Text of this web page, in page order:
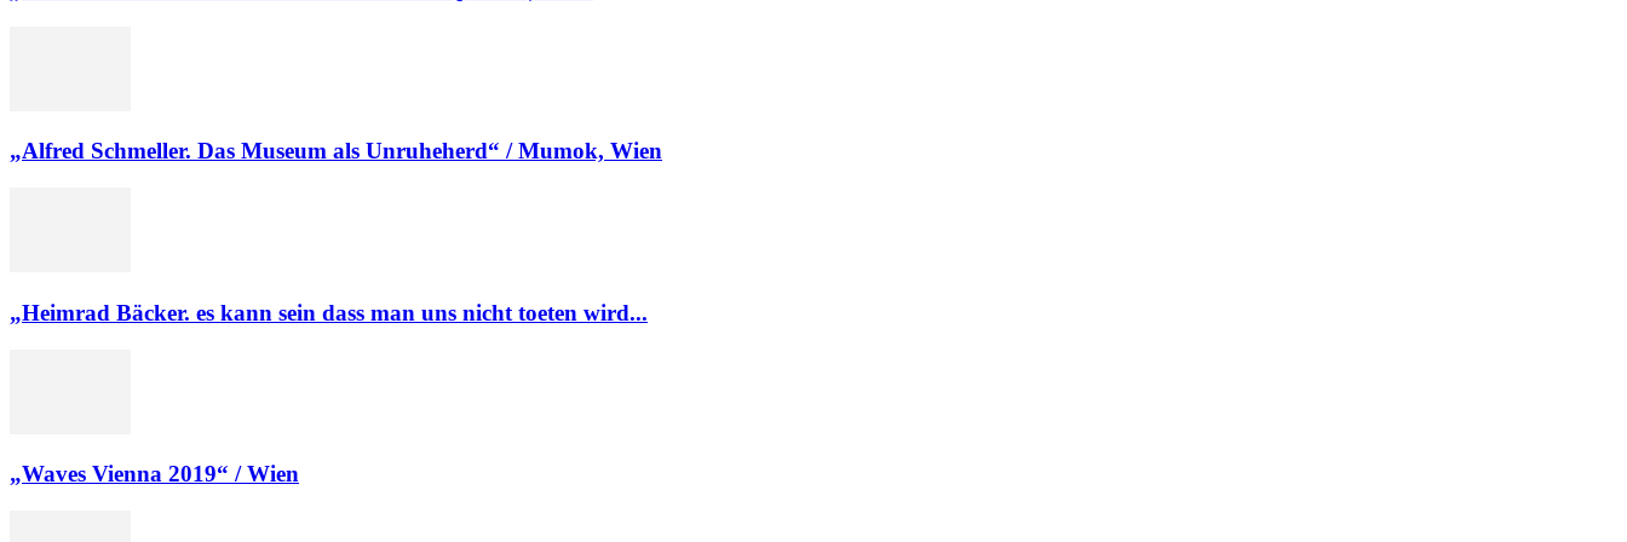
„Alfred Schmeller. Das Museum als Unruheherd“ / Mumok, Wien
„Heimrad Bäcker. es kann sein dass man uns nicht toeten wird...
„Waves Vienna 2019“ / Wien